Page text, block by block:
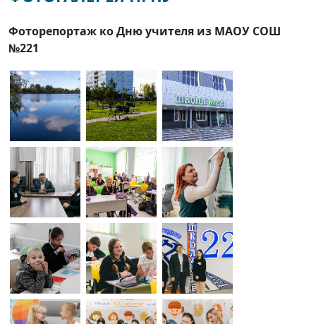
Фоторепортаж ко Дню учителя из МАОУ СОШ
№221